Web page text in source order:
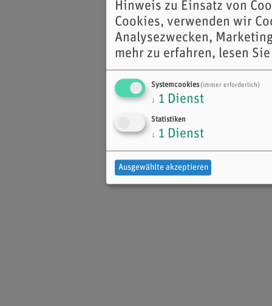
Hinweis zu Einsatz von
Cookies, verwenden wir
Analysezwecken,
mehr zu erfahren, lesen
Systemcookies(immer erforderlich)
↓ 1 Dienst
Statistiken
↓ 1 Dienst
Ausgewählte akzeptieren